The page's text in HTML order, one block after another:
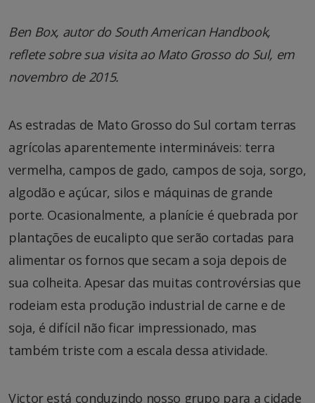
Ben Box, autor do South American Handbook,
reflete sobre sua visita ao Mato Grosso do Sul, em
novembro de 2015.
As estradas de Mato Grosso do Sul cortam terras
agrícolas aparentemente intermináveis: terra
vermelha, campos de gado, campos de soja, sorgo,
algodão e açúcar, silos e máquinas de grande
porte. Ocasionalmente, a planície é quebrada por
plantações de eucalipto que serão cortadas para
alimentar os fornos que secam a soja depois de
sua colheita. Apesar das muitas controvérsias que
rodeiam esta produção industrial de carne e de
soja, é difícil não ficar impressionado, mas
também triste com a escala dessa atividade.
Victor está conduzindo nosso grupo para a cidade